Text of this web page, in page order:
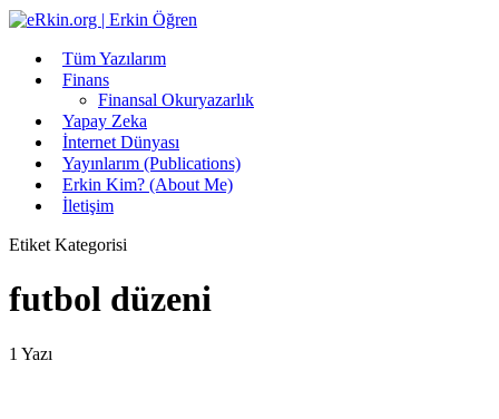
Tüm Yazılarım
Finans
Finansal Okuryazarlık
Yapay Zeka
İnternet Dünyası
Yayınlarım (Publications)
Erkin Kim? (About Me)
İletişim
Etiket Kategorisi
futbol düzeni
1 Yazı